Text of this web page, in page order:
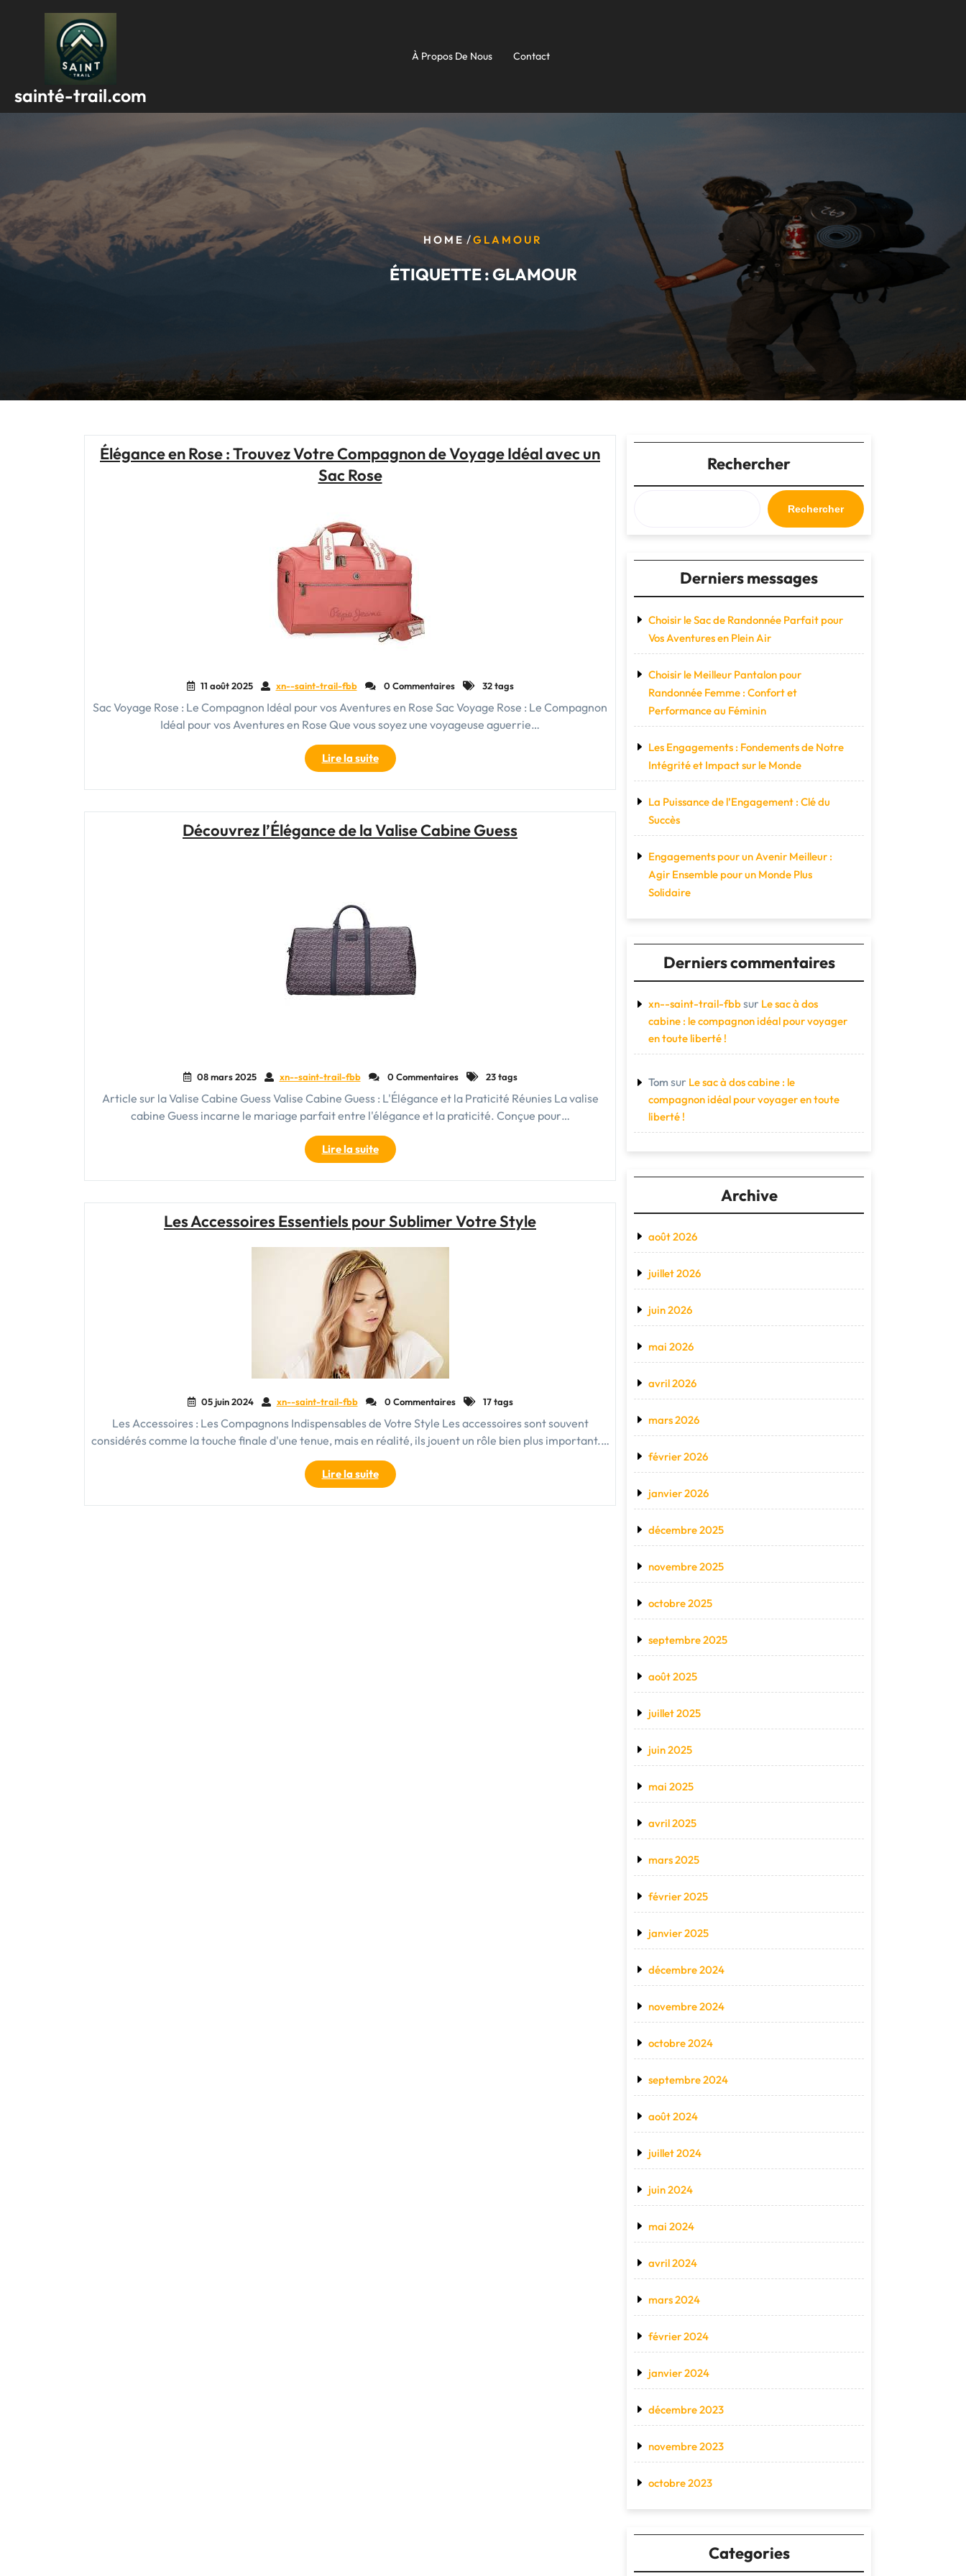
sainté-trail.com
À Propos De Nous Contact
HOME/GLAMOUR
ÉTIQUETTE :GLAMOUR
Élégance en Rose : Trouvez Votre Compagnon de Voyage Idéal avec un
Sac Rose
11 août 2025 xn--saint-trail-fbb 0 Commentaires 32 tags
Sac Voyage Rose : Le Compagnon Idéal pour vos Aventures en Rose Sac Voyage Rose : Le Compagnon
Idéal pour vos Aventures en Rose Que vous soyez une voyageuse aguerrie…
Lire la suite"Élégance
en
Rose
Votre
un
Sac
Rose"
Découvrez l’Élégance de la Valise Cabine Guess
08 mars 2025 xn--saint-trail-fbb 0 Commentaires 23 tags
Article sur la Valise Cabine Guess Valise Cabine Guess : L'Élégance et la Praticité Réunies La valise
cabine Guess incarne le mariage parfait entre l'élégance et la praticité. Conçue pour…
Lire la suite"Découvrez
l’Élégance
de
Cabine
Les Accessoires Essentiels pour Sublimer Votre Style
05 juin 2024 xn--saint-trail-fbb 0 Commentaires 17 tags
Les Accessoires : Les Compagnons Indispensables de Votre Style Les accessoires sont souvent
considérés comme la touche finale d'une tenue, mais en réalité, ils jouent un rôle bien plus important.…
Lire la suite"Les
Accessoires
Essentiels
Rechercher
Rechercher
Derniers messages
Choisir le Sac de Randonnée Parfait pour
Vos Aventures en Plein Air
Choisir le Meilleur Pantalon pour
Randonnée Femme : Confort et
Performance au Féminin
Les Engagements : Fondements de Notre
Intégrité et Impact sur le Monde
La Puissance de l’Engagement : Clé du
Succès
Engagements pour un Avenir Meilleur :
Agir Ensemble pour un Monde Plus
Solidaire
Derniers commentaires
xn--saint-trail-fbbsur Le sac à dos
cabine : le compagnon idéal pour voyager
en toute liberté !
Tom sur Le sac à dos cabine : le
compagnon idéal pour voyager en toute
liberté !
Archive
août 2026
juillet 2026
juin 2026
mai 2026
avril 2026
mars 2026
février 2026
janvier 2026
décembre 2025
novembre 2025
octobre 2025
septembre 2025
août 2025
juillet 2025
juin 2025
mai 2025
avril 2025
mars 2025
février 2025
janvier 2025
décembre 2024
novembre 2024
octobre 2024
septembre 2024
août 2024
juillet 2024
juin 2024
mai 2024
avril 2024
mars 2024
février 2024
janvier 2024
décembre 2023
novembre 2023
octobre 2023
Categories